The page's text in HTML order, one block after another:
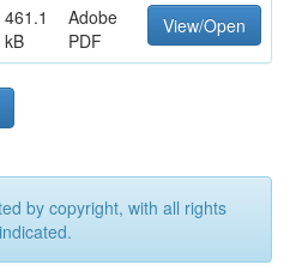
461.1
kB
Adobe
PDF
View/Open
by copyright, with all rights